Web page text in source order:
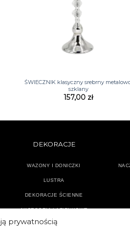
prywatnością
ŚWIECZNIK klasyczny srebrny
szklany
157,00 zł
DEKORACJE
WAZONY I DONICZKI
LUSTRA
DEKORACJE ŚCIENNE
AKCESORIA ŁAZIENKOWE
TEKSTYLIA